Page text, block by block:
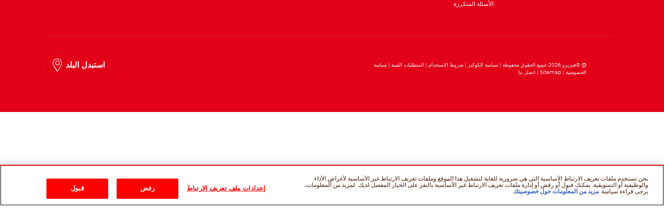
الأسئلة المتكررة
استبدل البلد @ ©فيريرو 2026 جميع الحقوق محفوظة سياسة الكوكيز شروط الاستخدام المتطلبات الفنية
سياسة
الخصوصية
Sitemap اتصل بنا
نحن نستخدم ملفات تعريف الارتباط الأساسية التي هي ضرورية للغاية لتشغيل هذا الموقع وملفات تعريف الارتباط غير الأساسية لأغراض الأداء
والوظيفية أو التسويقية. يمكنك قبول أو رفض أو إدارة ملفات تعريف الارتباط غير الأساسية بالنقر على الخيار المفضل لديك. لمزيد من المعلومات،
يرجى قراءة سياسة مزيد من المعلومات حول خصوصيتك إعدادات ملف تعريف الارتباط رفض قبول